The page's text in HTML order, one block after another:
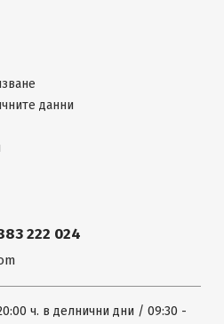
данни
222 024
ч. в делнични дни / 09:30 -